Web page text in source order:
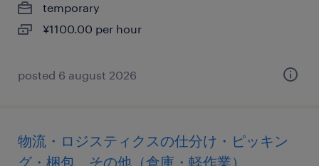
temporary
¥1100.00 per hour
posted 6 august 2026
物流・ロジスティクスの仕分け・ピッキン
グ・梱包、その他（倉庫・軽作業）